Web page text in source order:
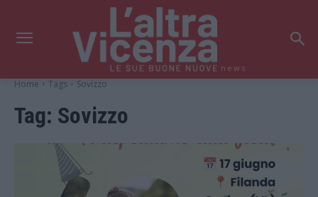
news
Home Tags Sovizzo
Tag: Sovizzo